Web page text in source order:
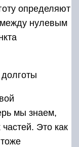
определяют
между нулевым
мы знаем,
частей. Это как